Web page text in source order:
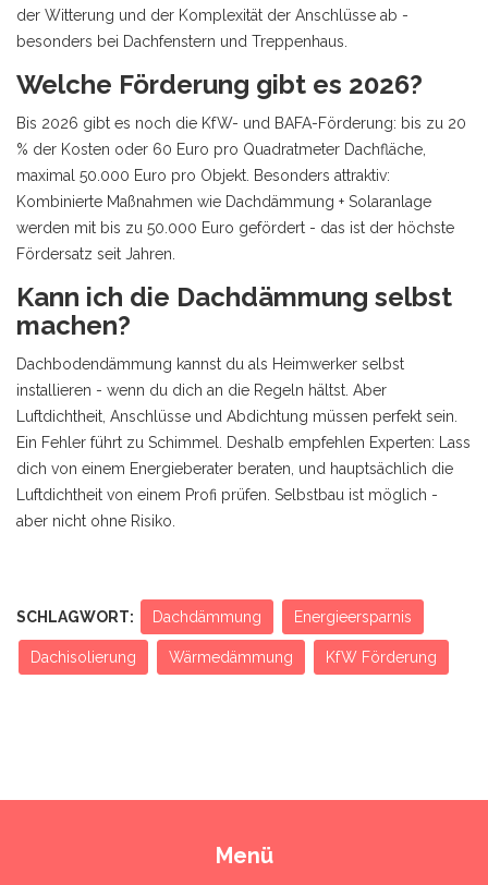
der Witterung und der Komplexität der Anschlüsse ab -
besonders bei Dachfenstern und Treppenhaus.
Welche Förderung gibt es 2026?
Bis 2026 gibt es noch die KfW- und BAFA-Förderung: bis zu 20
% der Kosten oder 60 Euro pro Quadratmeter Dachfläche,
maximal 50.000 Euro pro Objekt. Besonders attraktiv:
Kombinierte Maßnahmen wie Dachdämmung + Solaranlage
werden mit bis zu 50.000 Euro gefördert - das ist der höchste
Fördersatz seit Jahren.
Kann ich die Dachdämmung selbst
machen?
Dachbodendämmung kannst du als Heimwerker selbst
installieren - wenn du dich an die Regeln hältst. Aber
Luftdichtheit, Anschlüsse und Abdichtung müssen perfekt sein.
Ein Fehler führt zu Schimmel. Deshalb empfehlen Experten: Lass
dich von einem Energieberater beraten, und hauptsächlich die
Luftdichtheit von einem Profi prüfen. Selbstbau ist möglich -
aber nicht ohne Risiko.
SCHLAGWORT: Dachdämmung Energieersparnis
Dachisolierung Wärmedämmung KfW Förderung
Menü